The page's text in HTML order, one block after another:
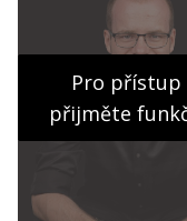
Přihlášení
Kontakt
Obchodní
Hledaná fráze
Pro
přijměte